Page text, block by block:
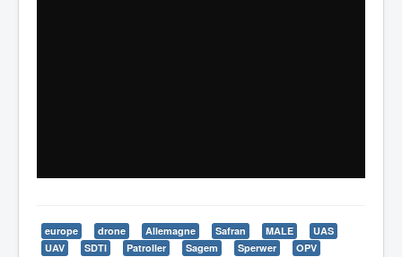
europe drone Allemagne Safran MALE
UAS
UAV
SDTI Patroller Sagem Sperwer OPV